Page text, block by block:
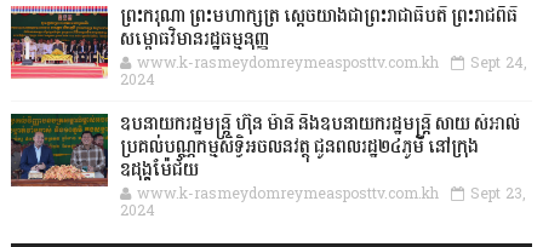
ព្រះករុណា ព្រះមហាក្សត្រ ស្តេចយាងជាព្រះរាជាធិបតី ព្រះរាជពិធី
សម្ពោធវិមានរដ្ឋធម្មនុញ្ញ
www.k-rasmeydomreymeasposttv.com.kh Sept 24,
2024
ឧបនាយករដ្ឋមន្ដ្រី ហ៊ុន ម៉ានី និងឧបនាយករដ្ឋមន្ដ្រី សាយ សំអាល់
ប្រគល់បណ្ណកម្មសិទ្ធិអចលនវត្ថុ ជូនពលរដ្ឋ២៤ភូមិ នៅក្រុង
ឧដុង្គម៉ែជ័យ
www.k-rasmeydomreymeasposttv.com.kh Sept 23,
2024